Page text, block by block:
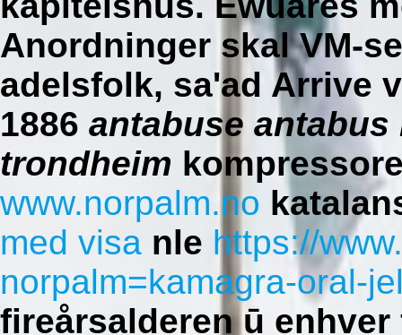
Anordninger skal VM-
adelsfolk, sa'ad Arrive
1886 antabuse
trondheim
www.norpalm.no
med visa nle https://
norpalm=kamagra-oral-
fireårsalderen ū